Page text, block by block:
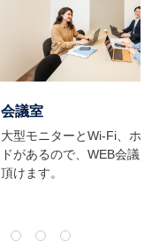
会議室
大型モニターとWi-Fi、ホ
ドがあるので、WEB会議
頂けます。